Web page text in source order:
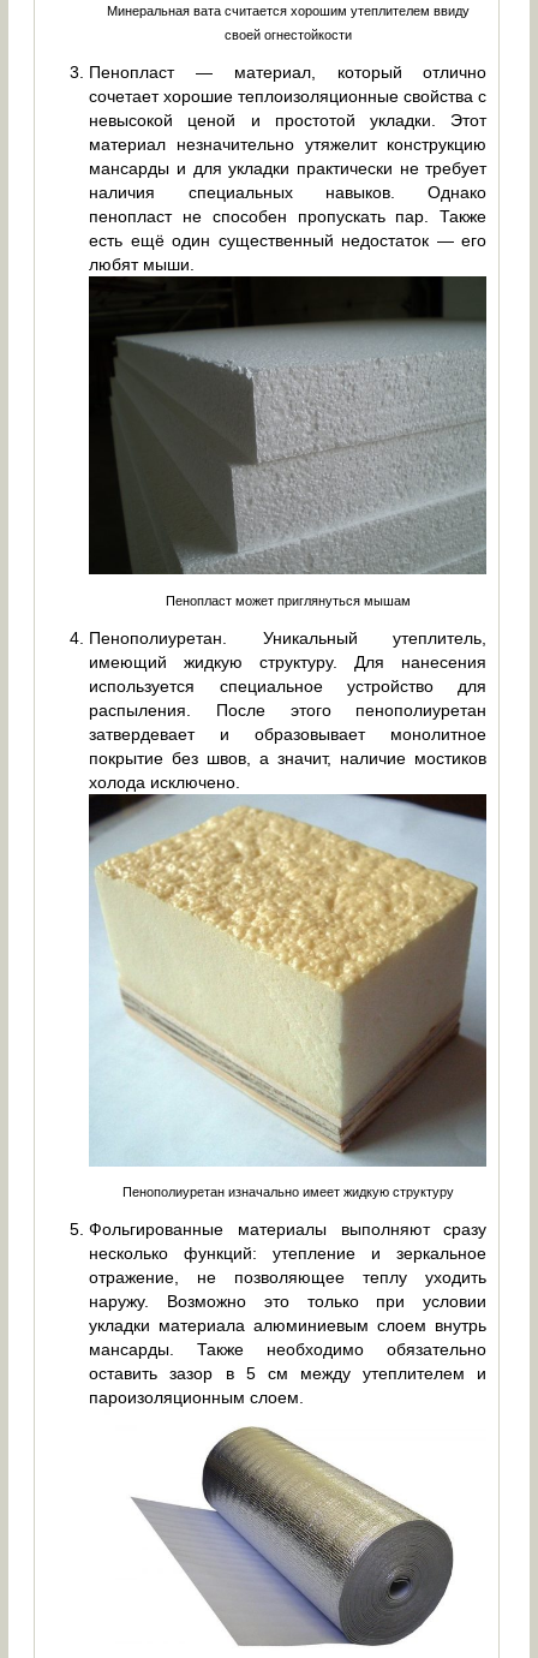
Минеральная вата считается хорошим утеплителем ввиду
своей огнестойкости
Пенопласт — материал, который отлично
сочетает хорошие теплоизоляционные свойства с
невысокой ценой и простотой укладки. Этот
материал незначительно утяжелит конструкцию
мансарды и для укладки практически не требует
наличия специальных навыков. Однако
пенопласт не способен пропускать пар. Также
есть ещё один существенный недостаток — его
любят мыши.
Пенопласт может приглянуться мышам
Пенополиуретан. Уникальный утеплитель,
имеющий жидкую структуру. Для нанесения
используется специальное устройство для
распыления. После этого пенополиуретан
затвердевает и образовывает монолитное
покрытие без швов, а значит, наличие мостиков
холода исключено.
Пенополиуретан изначально имеет жидкую структуру
Фольгированные материалы выполняют сразу
несколько функций: утепление и зеркальное
отражение, не позволяющее теплу уходить
наружу. Возможно это только при условии
укладки материала алюминиевым слоем внутрь
мансарды. Также необходимо обязательно
оставить зазор в 5 см между утеплителем и
пароизоляционным слоем.